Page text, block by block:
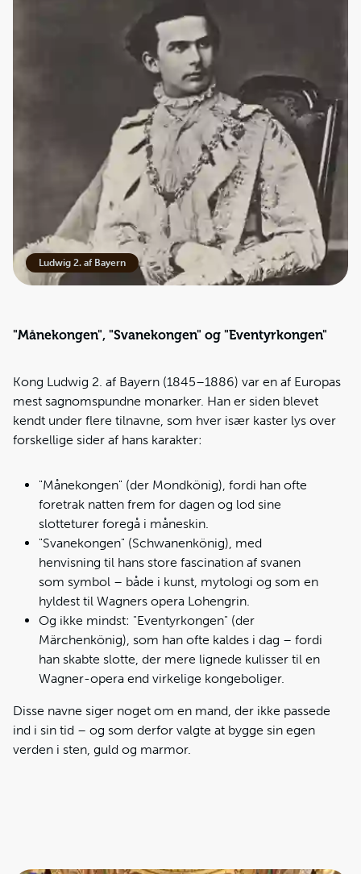
"Månekongen", "Svanekongen" og "Eventyrkongen"
Kong Ludwig 2. af Bayern (1845–1886) var en af Europas
mest sagnomspundne monarker. Han er siden blevet
kendt under flere tilnavne, som hver især kaster lys over
forskellige sider af hans karakter:
"Månekongen" (der Mondkönig), fordi han ofte
foretrak natten frem for dagen og lod sine
slotteturer foregå i måneskin.
"Svanekongen" (Schwanenkönig), med
henvisning til hans store fascination af svanen
som symbol – både i kunst, mytologi og som en
hyldest til Wagners opera Lohengrin.
Og ikke mindst: "Eventyrkongen" (der
Märchenkönig), som han ofte kaldes i dag – fordi
han skabte slotte, der mere lignede kulisser til en
Wagner-opera end virkelige kongeboliger.
Disse navne siger noget om en mand, der ikke passede
ind i sin tid – og som derfor valgte at bygge sin egen
verden i sten, guld og marmor.
Ludwig 2. af Bayern